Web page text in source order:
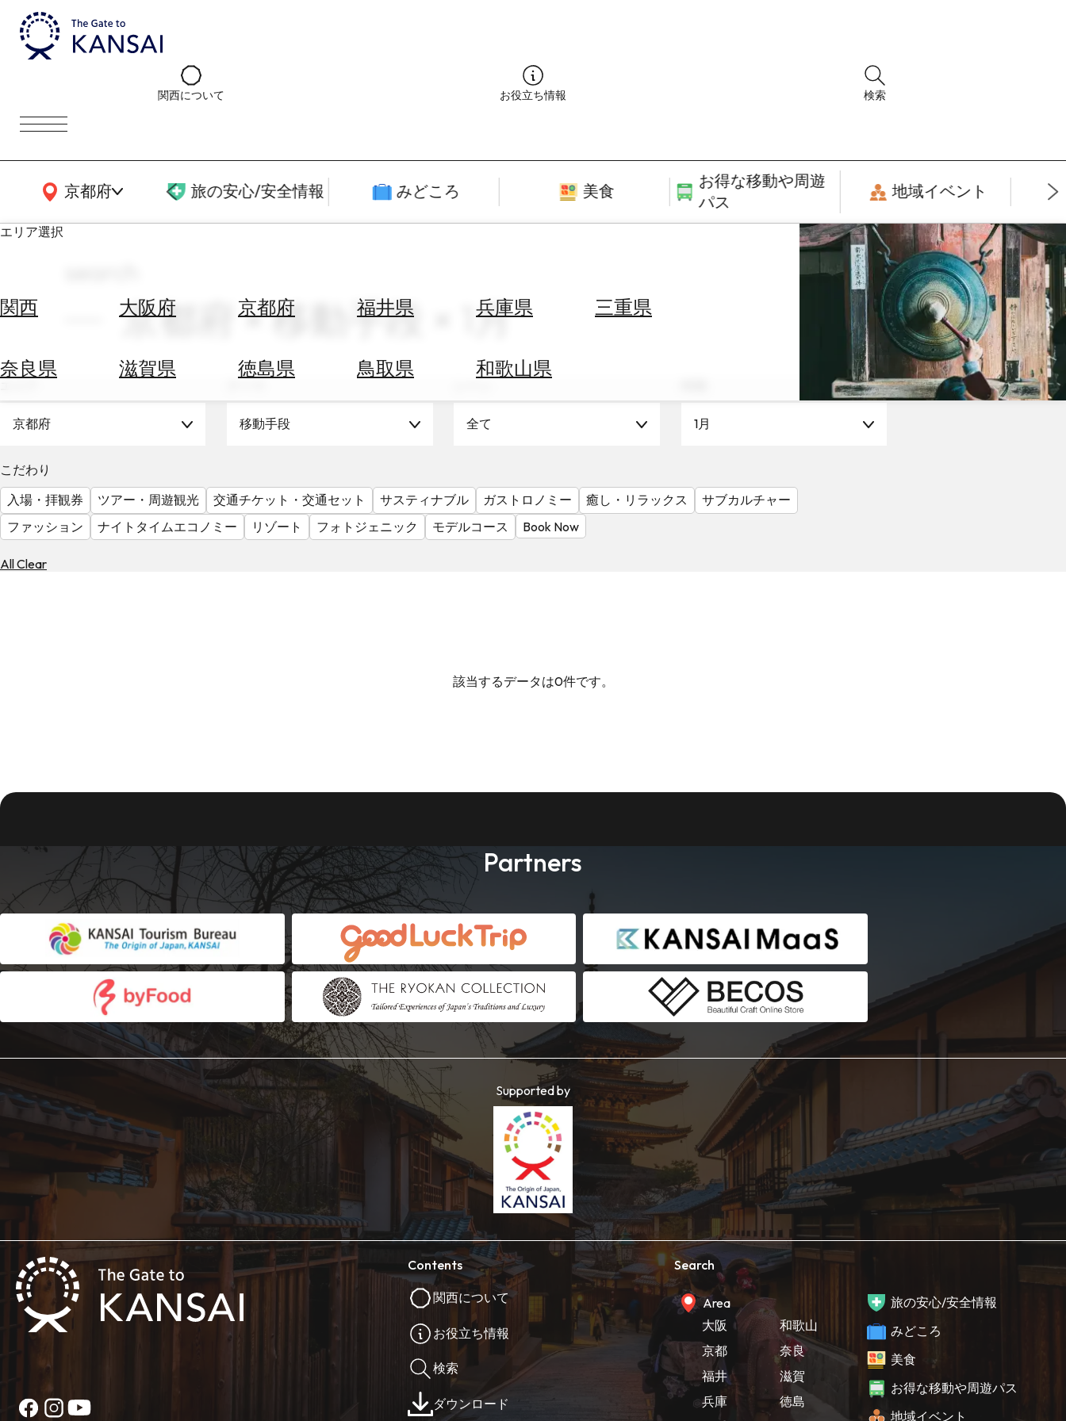
関西について お役立ち情報 検索
京都府
関西広域MAP 旅の安心/安全情報 みどころ 美食
お得な移動や周遊
パス
地域イベント
エリア選択
関西 大阪府 京都府 福井県 兵庫県 三重県
奈良県 滋賀県 徳島県 鳥取県 和歌山県
ホ
す
替
を
調
べ
天
京都府 × 移動手段 × 1月
京都府 移動手段 全て 1月
こだわり
入場・拝観券
ツアー・周遊観光 交通チケット・交通セット サスティナブル ガストロノミー 癒し・リラックス
サブカルチャー
ファッション
ナイトタイムエコノミー リゾート フォトジェニック モデルコース Book Now
All Clear
該当するデータは0件です。
Partners
Supported by
Contents
関西について
お役立ち情報
検索
ダウンロード
Search
Area
大阪
京都
福井
兵庫
和歌山
奈良
滋賀
徳島
旅の安心/安全情報
みどころ
美食
お得な移動や周遊パス
地域イベント